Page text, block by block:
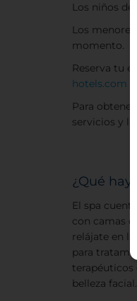
Los niños de
Los
momento.
Reserva tu
hotels.com
Para
servicios y
¿Qué hay
El spa
con camas
relájate en
para
belleza facial.